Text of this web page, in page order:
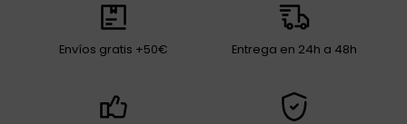
Envíos gratis +50€ Entrega en 24h a 48h